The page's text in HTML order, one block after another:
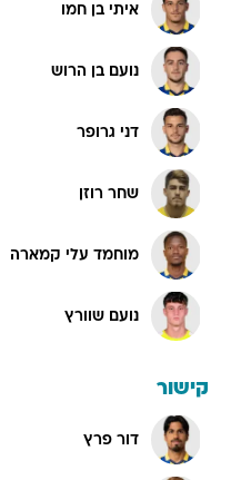
איתי בן חמו
נועם בן הרוש
דני גרופר
שחר רוזן
מוחמד עלי קמארה
נועם שוורץ
קישור
דור פרץ